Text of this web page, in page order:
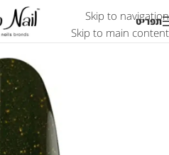
Skip to navigation
Skip to main content
תפריט
אזל המלאי